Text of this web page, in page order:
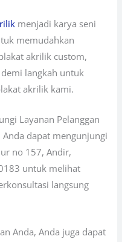
menjadi karya seni
memudahkan
akrilik custom,
langkah untuk
akrilik kami.
Layanan Pelanggan
dapat mengunjungi
no 157, Andir,
untuk melihat
langsung
Anda, Anda juga dapat